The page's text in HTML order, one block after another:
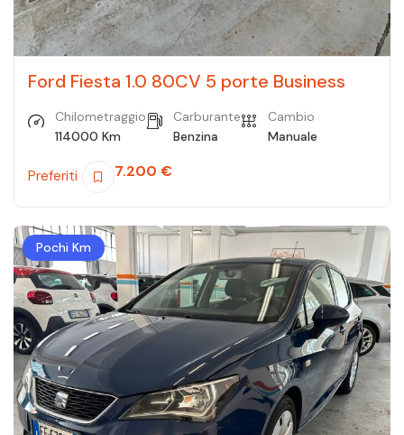
Ford Fiesta 1.0 80CV 5 porte Business
Chilometraggio
114000 Km
Carburante
Benzina
Cambio
Manuale
Preferiti 7.200 €
Pochi Km